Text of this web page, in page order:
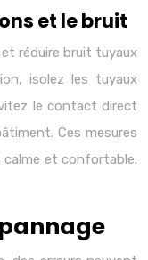
et le bruit
réduire bruit tuyaux
isolez les tuyaux
le contact direct
Ces mesures
et confortable.